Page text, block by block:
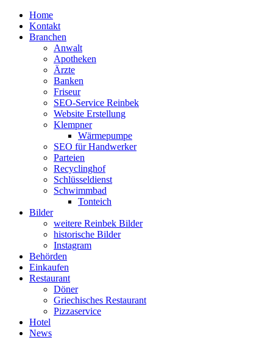
Home
Kontakt
Branchen
Anwalt
Apotheken
Ärzte
Banken
Friseur
SEO-Service Reinbek
Website Erstellung
Klempner
Wärmepumpe
SEO für Handwerker
Parteien
Recyclinghof
Schlüsseldienst
Schwimmbad
Tonteich
Bilder
weitere Reinbek Bilder
historische Bilder
Instagram
Behörden
Einkaufen
Restaurant
Döner
Griechisches Restaurant
Pizzaservice
Hotel
News